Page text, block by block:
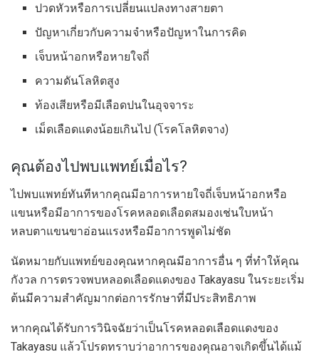
ปวดหัวหรือการเปลี่ยนแปลงทางสายตา
ปัญหาเกี่ยวกับความจำหรือปัญหาในการคิด
เจ็บหน้าอกหรือหายใจถี่
ความดันโลหิตสูง
ท้องเสียหรือมีเลือดปนในอุจจาระ
เม็ดเลือดแดงน้อยเกินไป (โรคโลหิตจาง)
คุณต้องไปพบแพทย์เมื่อไร?
ไปพบแพทย์ทันทีหากคุณมีอาการหายใจถี่เจ็บหน้าอกหรือ
แขนหรือมีอาการของโรคหลอดเลือดสมองเช่นใบหน้า
หลบตาแขนขาอ่อนแรงหรือมีอาการพูดไม่ชัด
นัดหมายกับแพทย์ของคุณหากคุณมีอาการอื่น ๆ ที่ทำให้คุณ
กังวล การตรวจพบหลอดเลือดแดงของ Takayasu ในระยะเริ่ม
ต้นมีความสำคัญมากต่อการรักษาที่มีประสิทธิภาพ
หากคุณได้รับการวินิจฉัยว่าเป็นโรคหลอดเลือดแดงของ
Takayasu แล้วโปรดทราบว่าอาการของคุณอาจเกิดขึ้นได้แม้